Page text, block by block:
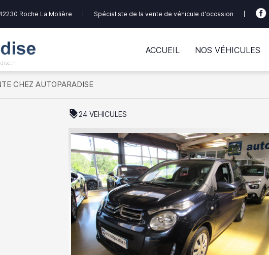
Roche La Molière Spécialiste de la vente de véhicule d'occasion
ACCUEIL NOS VÉHICULES
CHEZ AUTOPARADISE
discount24 VEHICULES